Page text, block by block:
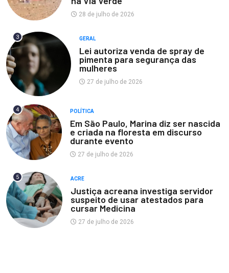
28 de julho de 2026
3 GERAL
Lei autoriza venda de spray de
pimenta para segurança das
mulheres
27 de julho de 2026
4 POLÍTICA
Em São Paulo, Marina diz ser nascida
e criada na floresta em discurso
durante evento
27 de julho de 2026
5 ACRE
Justiça acreana investiga servidor
suspeito de usar atestados para
cursar Medicina
27 de julho de 2026